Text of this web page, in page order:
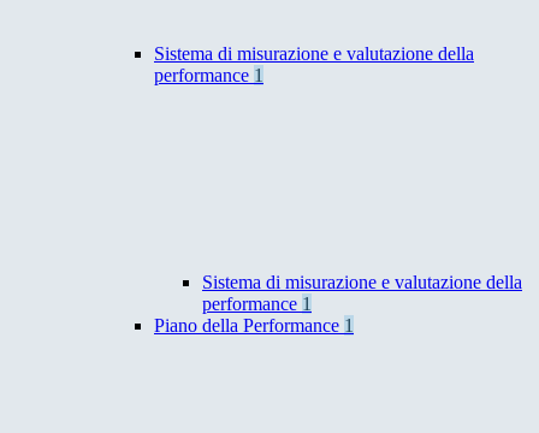
Sistema di misurazione e valutazione della
performance 1
Sistema di misurazione e valutazione della
performance 1
Piano della Performance 1